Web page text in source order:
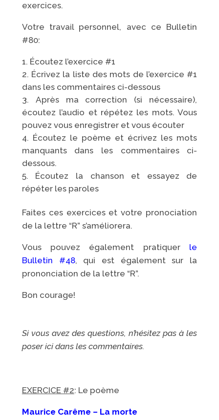
exercices.
Votre travail personnel, avec ce Bulletin
#80:
Écoutez l’exercice #1
Écrivez la liste des mots de l’exercice #1
dans les commentaires ci-dessous
Après ma correction (si nécessaire),
écoutez l’audio et répétez les mots. Vous
pouvez vous enregistrer et vous écouter
Écoutez le poème et écrivez les mots
manquants dans les commentaires ci-
dessous.
Écoutez la chanson et essayez de
répéter les paroles
Faites ces exercices et votre pronociation
de la lettre “R” s’améliorera.
Vous pouvez également pratiquer le
Bulletin #48, qui est également sur la
prononciation de la lettre “R”.
Bon courage!
Si vous avez des questions, n’hésitez pas à les
poser ici dans les commentaires.
EXERCICE #2: Le poème
Maurice Carême – La morte